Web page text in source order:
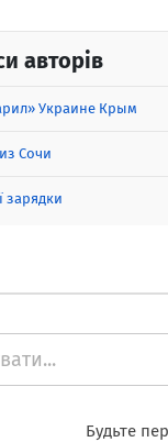
авторів
Украине Крым
Сочи
зарядки
Будьте